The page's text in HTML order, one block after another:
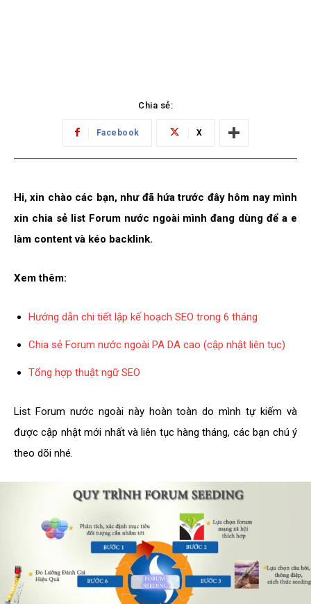
Chia sẻ:
Facebook X
Hi, xin chào các bạn, như đã hứa trước đây hôm nay mình
xin chia sẻ list Forum nước ngoài mình đang dùng để a e
làm content và kéo backlink.
Xem thêm:
Hướng dẫn chi tiết lập kế hoạch SEO trong 6 tháng
Chia sẻ Forum nước ngoài PA DA cao (cập nhật liên tục)
Tổng hợp thuật ngữ SEO
List Forum nước ngoài này hoàn toàn do mình tự kiếm và
được cập nhật mới nhất và liên tục hàng tháng, các bạn chú ý
theo dõi nhé.